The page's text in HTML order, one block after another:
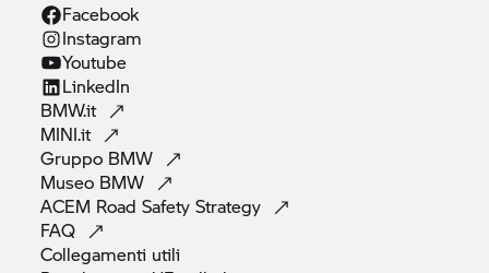
Facebook
Instagram
Youtube
LinkedIn
BMW.it
MINI.it
Gruppo BMW
Museo BMW
ACEM Road SafetyStrategy
FAQ
Collegamenti utili